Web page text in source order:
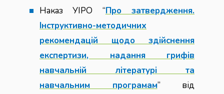
Наказ УІРО “Про затвердження.
Інструктивно-методичних
рекомендацій щодо здійснення
експертизи, надання грифів
навчальній літературі та
навчальним програмам” від